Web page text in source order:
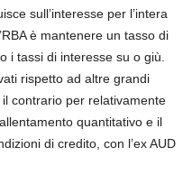
sull’interesse per l’intera
è mantenere un tasso di
i tassi di interesse su o giù.
rispetto ad altre grandi
contrario per relativamente
quantitativo e il
di credito, con l’ex AUD